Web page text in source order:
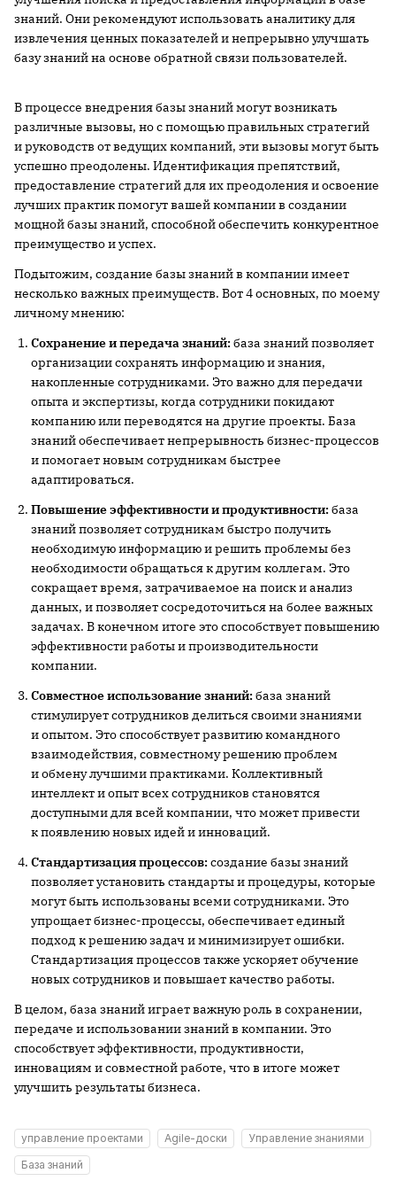
знаний. Они рекомендуют использовать аналитику для
извлечения ценных показателей и непрерывно улучшать
базу знаний на основе обратной связи пользователей.
В процессе внедрения базы знаний могут возникать
различные вызовы, но с помощью правильных стратегий
и руководств от ведущих компаний, эти вызовы могут быть
успешно преодолены. Идентификация препятствий,
предоставление стратегий для их преодоления и освоение
лучших практик помогут вашей компании в создании
мощной базы знаний, способной обеспечить конкурентное
преимущество и успех.
Подытожим, создание базы знаний в компании имеет
несколько важных преимуществ. Вот 4 основных, по моему
личному мнению:
Сохранение и передача знаний:база знаний позволяет
организации сохранять информацию и знания,
накопленные сотрудниками. Это важно для передачи
опыта и экспертизы, когда сотрудники покидают
компанию или переводятся на другие проекты. База
знаний обеспечивает непрерывность бизнес-процессов
и помогает новым сотрудникам быстрее
адаптироваться.
Повышение эффективности и продуктивности:база
знаний позволяет сотрудникам быстро получить
необходимую информацию и решить проблемы без
необходимости обращаться к другим коллегам. Это
сокращает время, затрачиваемое на поиск и анализ
данных, и позволяет сосредоточиться на более важных
задачах. В конечном итоге это способствует повышению
эффективности работы и производительности
компании.
Совместное использование знаний:база знаний
стимулирует сотрудников делиться своими знаниями
и опытом. Это способствует развитию командного
взаимодействия, совместному решению проблем
и обмену лучшими практиками. Коллективный
интеллект и опыт всех сотрудников становятся
доступными для всей компании, что может привести
к появлению новых идей и инноваций.
Стандартизация процессов:создание базы знаний
позволяет установить стандарты и процедуры, которые
могут быть использованы всеми сотрудниками. Это
упрощает бизнес-процессы, обеспечивает единый
подход к решению задач и минимизирует ошибки.
Стандартизация процессов также ускоряет обучение
новых сотрудников и повышает качество работы.
В целом, база знаний играет важную роль в сохранении,
передаче и использовании знаний в компании. Это
способствует эффективности, продуктивности,
инновациям и совместной работе, что в итоге может
улучшить результаты бизнеса.
управление проектами Agile-доски
Управление знаниями
База знаний